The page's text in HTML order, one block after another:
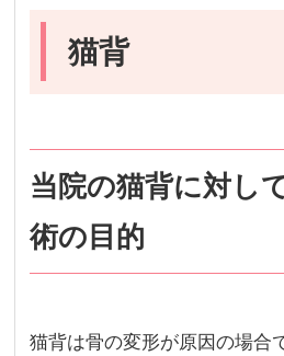
猫背
当院の猫背に対し
術の目的
猫背は骨の変形が原因の場合